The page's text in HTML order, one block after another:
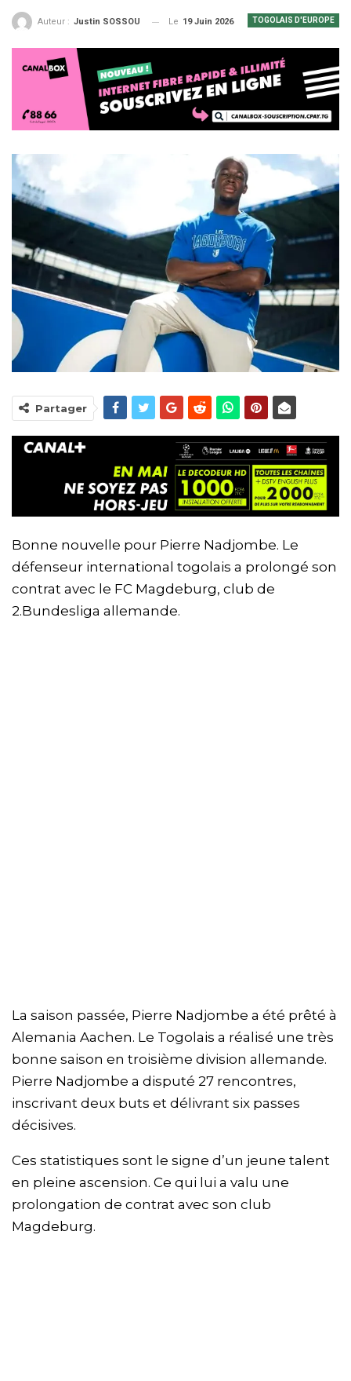
TOGOLAIS D'EUROPE
Auteur : Justin SOSSOU Le 19 Juin 2026
Partager
Bonne nouvelle pour Pierre Nadjombe. Le
défenseur international togolais a prolongé son
contrat avec le FC Magdeburg, club de
2.Bundesliga allemande.
La saison passée, Pierre Nadjombe a été prêté à
Alemania Aachen. Le Togolais a réalisé une très
bonne saison en troisième division allemande.
Pierre Nadjombe a disputé 27 rencontres,
inscrivant deux buts et délivrant six passes
décisives.
Ces statistiques sont le signe d’un jeune talent
en pleine ascension. Ce qui lui a valu une
prolongation de contrat avec son club
Magdeburg.